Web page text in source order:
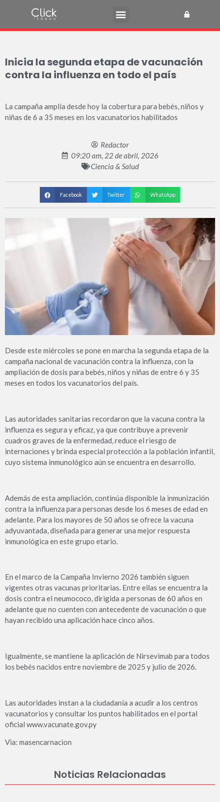
Inicia la segunda etapa de vacunación
contra la influenza en todo el país
La campaña amplía desde hoy la cobertura para bebés, niños y
niñas de 6 a 35 meses en los vacunatorios habilitados
Redactor
09:20 am, 22 de abril, 2026
Ciencia & Salud
Facebook Twitter WhatsApp
Desde este miércoles se pone en marcha la segunda etapa de la
campaña nacional de vacunación contra la influenza, con la
ampliación de dosis para bebés, niños y niñas de entre 6 y 35
meses en todos los vacunatorios del país.
Las autoridades sanitarias recordaron que la vacuna contra la
influenza es segura y eficaz, ya que contribuye a prevenir
cuadros graves de la enfermedad, reduce el riesgo de
internaciones y brinda especial protección a la población infantil,
cuyo sistema inmunológico aún se encuentra en desarrollo.
Además de esta ampliación, continúa disponible la inmunización
contra la influenza para personas desde los 6 meses de edad en
adelante. Para los mayores de 50 años se ofrece la vacuna
adyuvantada, diseñada para generar una mejor respuesta
inmunológica en este grupo etario.
En el marco de la Campaña Invierno 2026 también siguen
vigentes otras vacunas prioritarias. Entre ellas se encuentra la
dosis contra el neumococo, dirigida a personas de 60 años en
adelante que no cuenten con antecedente de vacunación o que
hayan recibido una aplicación hace cinco años.
Igualmente, se mantiene la aplicación de Nirsevimab para todos
los bebés nacidos entre noviembre de 2025 y julio de 2026.
Las autoridades instan a la ciudadanía a acudir a los centros
vacunatorios y consultar los puntos habilitados en el portal
oficial www.vacunate.gov.py
Via: masencarnacion
Noticias Relacionadas